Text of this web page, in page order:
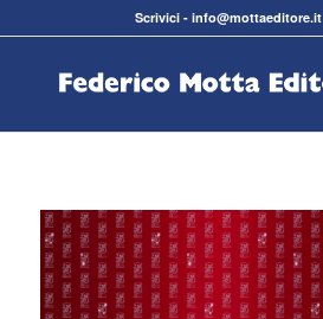
Scrivici -info@mottaeditore.it